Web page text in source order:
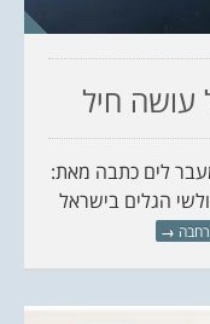
עושה חיל
לים כתבה מאת:
הגלים בישראל
→